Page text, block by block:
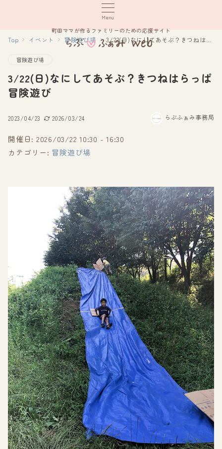
Menu
町田ママが作るファミリーのための応援サイト
Top イベント 冒険遊び場 3/22(日)なにしてあそぶ？きつねはらっぱ冒険遊び
冒険遊び場
3/22(日)なにしてあそぶ？きつねはらっぱ
冒険遊び
2023/04/23 2026/03/24 らぶふぁみ事務局
開催日: 2026/03/22 10:30 - 16:30
カテゴリー: 冒険遊び場